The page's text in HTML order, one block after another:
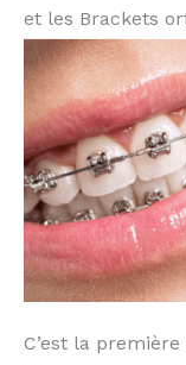
et les Brackets
C’est la